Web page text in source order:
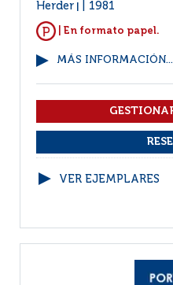
Herder
1981
| En formato papel.
MÁS INFORMACIÓN...
VER EJEMPLARES